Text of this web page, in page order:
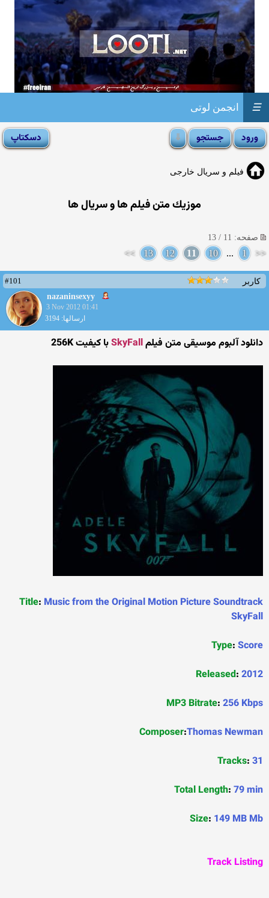
انجمن لوتی ☰
فیلم و سریال خارجی
موزیك متن فیلم ها و سریال ها
صفحه: 11 / 13
<<
1
...
10
11
12
13
>>
کاربر
#101
nazaninsexyy
3 Nov 2012 01:41
ارسالها: 3194
دانلود آلبوم موسیقی متن فیلم با کیفیت 256K
Title: Music from the Original Motion Picture Soundtrack
SkyFall
Type: Score
Released: 2012
MP3 Bitrate: 256 Kbps
Composer:Thomas Newman
Tracks: 31
Total Length: 79 min
Size: 149 MB Mb
Track Listing